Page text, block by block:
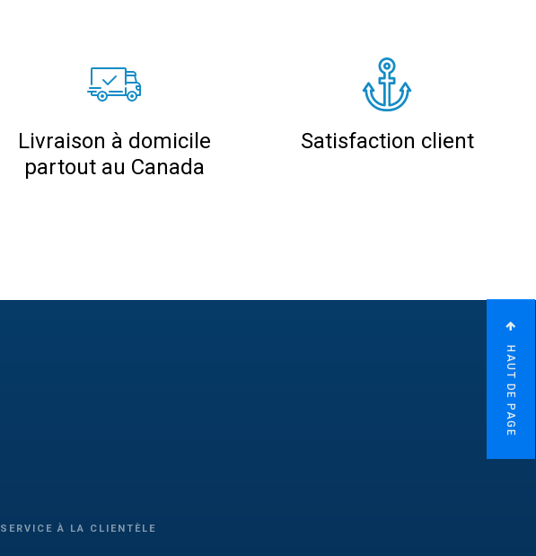
Livraison à domicile
partout au Canada
Satisfaction client
HAUT DE PAGE
SERVICE À LA CLIENTÈLE